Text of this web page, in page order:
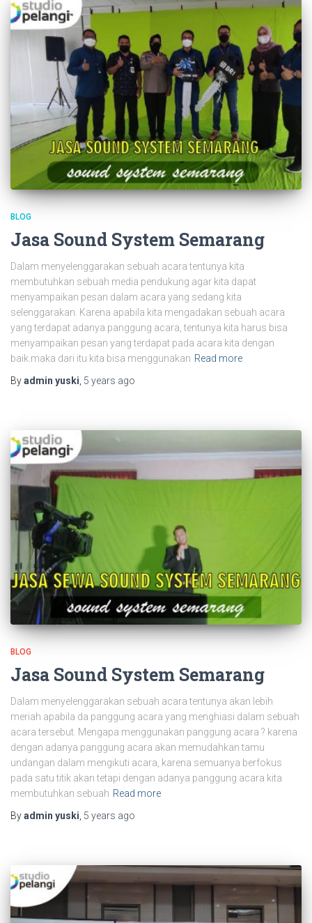
BLOG
Jasa Sound System Semarang
Dalam menyelenggarakan sebuah acara tentunya kita
membutuhkan sebuah media pendukung agar kita dapat
menyampaikan pesan dalam acara yang sedang kita
selenggarakan. Karena apabila kita mengadakan sebuah acara
yang terdapat adanya panggung acara, tentunya kita harus bisa
menyampaikan pesan yang terdapat pada acara kita dengan
baik.maka dari itu kita bisa menggunakan Read more
Byadmin yuski, 5 years ago
BLOG
Jasa Sound System Semarang
Dalam menyelenggarakan sebuah acara tentunya akan lebih
meriah apabila da panggung acara yang menghiasi dalam sebuah
acara tersebut. Mengapa menggunakan panggung acara ? karena
dengan adanya panggung acara akan memudahkan tamu
undangan dalam mengikuti acara, karena semuanya berfokus
pada satu titik akan tetapi dengan adanya panggung acara kita
membutuhkan sebuah Read more
Byadmin yuski 5 years ago